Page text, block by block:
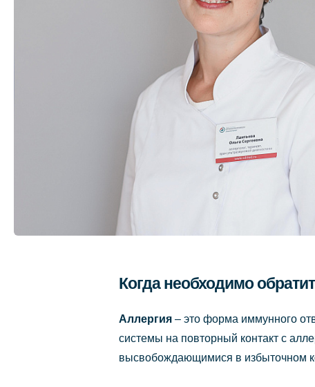
Когда необходимо
Аллергия – это форма иммунного
системы на повторный контакт с
высвобождающимися в избыточном